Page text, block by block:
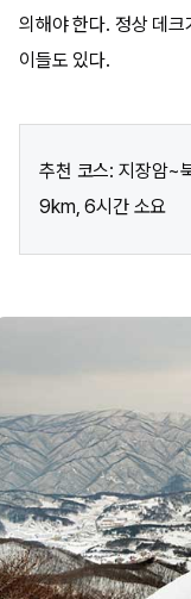
의해야 한다. 정상 데
이들도 있다.
추천 코스: 지장암~
9km, 6시간 소요